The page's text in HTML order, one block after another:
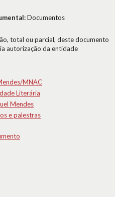
Documentos
total ou parcial, deste documento
autorização da entidade
MNAC
Literária
Mendes
e palestras